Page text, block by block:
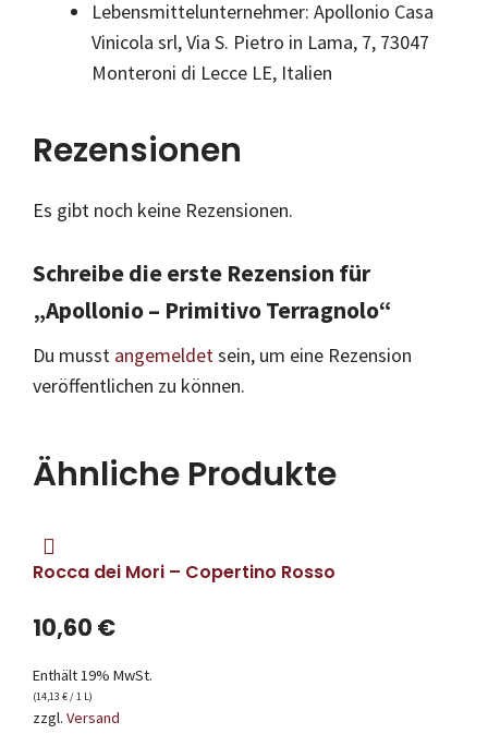
Lebensmittelunternehmer: Apollonio Casa
Vinicola srl, Via S. Pietro in Lama, 7, 73047
Monteroni di Lecce LE, Italien
Rezensionen
Es gibt noch keine Rezensionen.
Schreibe die erste Rezension für
„Apollonio – Primitivo Terragnolo“
Du musst angemeldetsein, um eine Rezension
veröffentlichen zu können.
Ähnliche Produkte
Rocca dei Mori – Copertino Rosso
10,60 €
Enthält 19% MwSt.
(14,13 €/ 1 L)
zzgl. Versand